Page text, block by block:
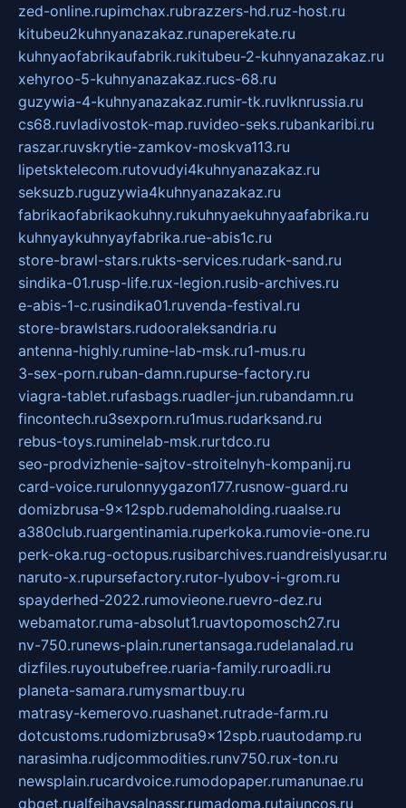
zed-online.rupimchax.rubrazzers-hd.ruz-host.ru
kitubeu2kuhnyanazakaz.runaperekate.ru
kuhnyaofabrikaufabrik.rukitubeu-2-kuhnyanazakaz.ru
xehyroo-5-kuhnyanazakaz.rucs-68.ru
guzywia-4-kuhnyanazakaz.rumir-tk.ruvlknrussia.ru
cs68.ruvladivostok-map.ruvideo-seks.rubankaribi.ru
raszar.ruvskrytie-zamkov-moskva113.ru
lipetsktelecom.rutovudyi4kuhnyanazakaz.ru
seksuzb.ruguzywia4kuhnyanazakaz.ru
fabrikaofabrikaokuhny.rukuhnyaekuhnyaafabrika.ru
kuhnyaykuhnyayfabrika.rue-abis1c.ru
store-brawl-stars.rukts-services.rudark-sand.ru
sindika-01.rusp-life.rux-legion.rusib-archives.ru
e-abis-1-c.rusindika01.ruvenda-festival.ru
store-brawlstars.rudooraleksandria.ru
antenna-highly.rumine-lab-msk.ru1-mus.ru
3-sex-porn.ruban-damn.rupurse-factory.ru
viagra-tablet.rufasbags.ruadler-jun.rubandamn.ru
fincontech.ru3sexporn.ru1mus.rudarksand.ru
rebus-toys.ruminelab-msk.rurtdco.ru
seo-prodvizhenie-sajtov-stroitelnyh-kompanij.ru
card-voice.rurulonnyygazon177.rusnow-guard.ru
domizbrusa-9x12spb.rudemaholding.ruaalse.ru
a380club.ruargentinamia.ruperkoka.rumovie-one.ru
perk-oka.rug-octopus.rusibarchives.ruandreislyusar.ru
naruto-x.rupursefactory.rutor-lyubov-i-grom.ru
spayderhed-2022.rumovieone.ruevro-dez.ru
webamator.ruma-absolut1.ruavtopomosch27.ru
nv-750.runews-plain.runertansaga.rudelanalad.ru
dizfiles.ruyoutubefree.ruaria-family.ruroadli.ru
planeta-samara.rumysmartbuy.ru
matrasy-kemerovo.ruashanet.rutrade-farm.ru
dotcustoms.rudomizbrusa9x12spb.ruautodamp.ru
narasimha.rudjcommodities.runv750.rux-ton.ru
newsplain.rucardvoice.rumodopaper.rumanunae.ru
gbget.rualfeihavsalnassr.rumadoma.rutajuncos.ru